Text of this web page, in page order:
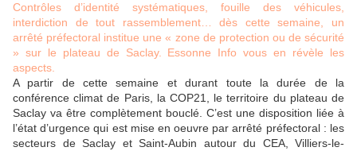
Contrôles d’identité systématiques, fouille des véhicules,
interdiction de tout rassemblement… dès cette semaine, un
arrêté préfectoral institue une « zone de protection ou de sécurité
» sur le plateau de Saclay. Essonne Info vous en révèle les
aspects.
A partir de cette semaine et durant toute la durée de la
conférence climat de Paris, la COP21, le territoire du plateau de
Saclay va être complètement bouclé. C’est une disposition liée à
l’état d’urgence qui est mise en oeuvre par arrêté préfectoral : les
secteurs de Saclay et Saint-Aubin autour du CEA, Villiers-le-